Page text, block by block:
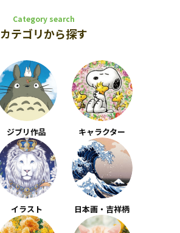
Category search
カテゴリから探す
ジブリ作品 キャラクター
イラスト 日本画・吉祥柄